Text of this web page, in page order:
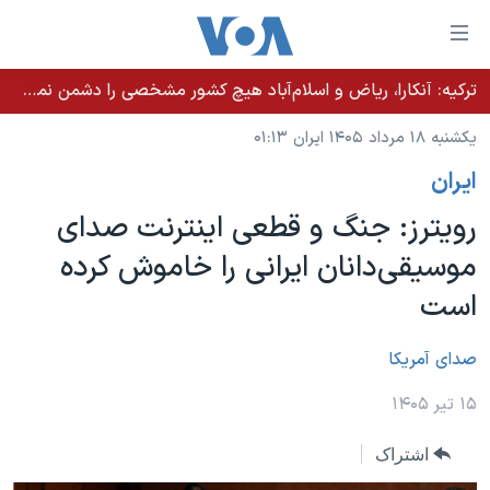
لینکهای
قابل
دسترسی
جهش
محتوای
اصلی
جهش
به
صفحه
جهش
به
خانه
نسخه سبک وب‌سایت
موضوع ها
ایران
آمریکا
جهان
ورزشی
برنامه های تلویزیونی
جدول برنامه ها
صفحه‌های ویژه
جام جهانی ۲۰۲۶
فرکانس‌های صدای آمریکا
پخش رادیویی
یادگیری زبان انگلیسی
ترکیه: آنکارا، ریاض و اسلام‌آباد هیچ کشور مشخصی را دشمن نمی‌دانند مگر اینکه آن کشور اقدام خصمانه‌ای انجام دهد
یکشنبه ۱۸ مرداد ۱۴۰۵ ایران ۰۱:۱۳
ايران
رویترز: جنگ و قطعی اینترنت صدای
موسیقی‌دانان ایرانی را خاموش کرده
است
صدای آمريکا
۱۵ تیر ۱۴۰۵
اشتراک